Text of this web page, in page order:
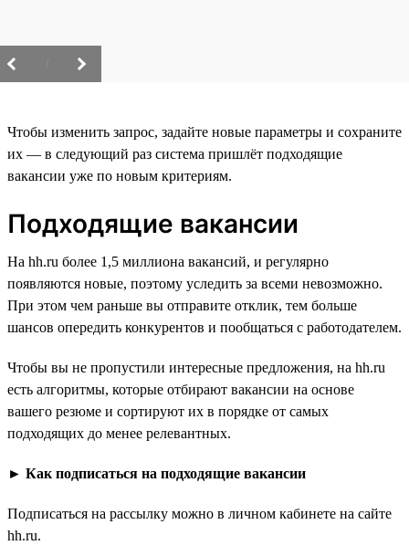
Чтобы изменить запрос, задайте новые параметры и сохраните
их — в следующий раз система пришлёт подходящие
вакансии уже по новым критериям.
Подходящие вакансии
На hh.ru более 1,5 миллиона вакансий, и регулярно
появляются новые, поэтому уследить за всеми невозможно.
При этом чем раньше вы отправите отклик, тем больше
шансов опередить конкурентов и пообщаться с работодателем.
Чтобы вы не пропустили интересные предложения, на hh.ru
есть алгоритмы, которые отбирают вакансии на основе
вашего резюме и сортируют их в порядке от самых
подходящих до менее релевантных.
► Как подписаться на подходящие вакансии
Подписаться на рассылку можно в личном кабинете на сайте
hh.ru.